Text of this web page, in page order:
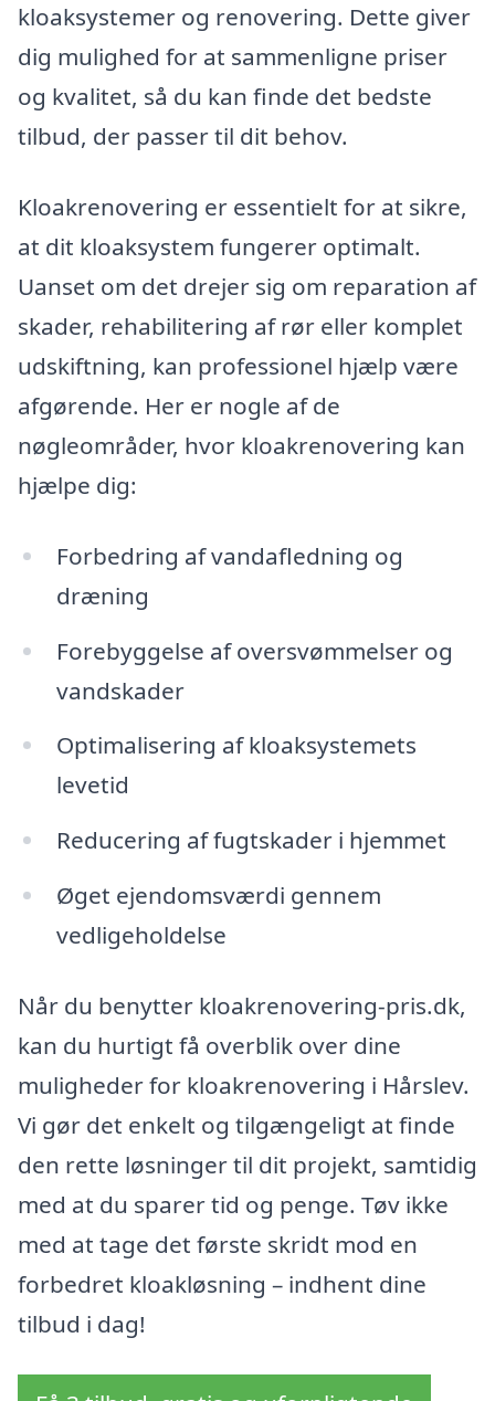
kloaksystemer og renovering. Dette giver
dig mulighed for at sammenligne priser
og kvalitet, så du kan finde det bedste
tilbud, der passer til dit behov.
Kloakrenovering er essentielt for at sikre,
at dit kloaksystem fungerer optimalt.
Uanset om det drejer sig om reparation af
skader, rehabilitering af rør eller komplet
udskiftning, kan professionel hjælp være
afgørende. Her er nogle af de
nøgleområder, hvor kloakrenovering kan
hjælpe dig:
Forbedring af vandafledning og
dræning
Forebyggelse af oversvømmelser og
vandskader
Optimalisering af kloaksystemets
levetid
Reducering af fugtskader i hjemmet
Øget ejendomsværdi gennem
vedligeholdelse
Når du benytter kloakrenovering-pris.dk,
kan du hurtigt få overblik over dine
muligheder for kloakrenovering i Hårslev.
Vi gør det enkelt og tilgængeligt at finde
den rette løsninger til dit projekt, samtidig
med at du sparer tid og penge. Tøv ikke
med at tage det første skridt mod en
forbedret kloakløsning – indhent dine
tilbud i dag!